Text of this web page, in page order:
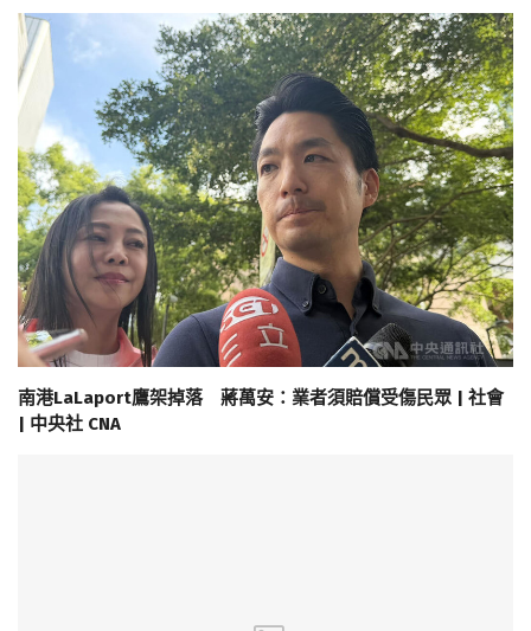
南港LaLaport鷹架掉落 蔣萬安：業者須賠償受傷民眾 | 社會
| 中央社 CNA